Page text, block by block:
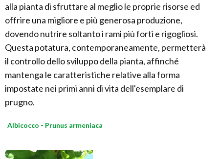
alla pianta di sfruttare al meglio le proprie risorse ed
offrire una migliore e più generosa produzione,
dovendo nutrire soltanto i rami più forti e rigogliosi.
Questa potatura, contemporaneamente, permetterà
il controllo dello sviluppo della pianta, affinché
mantenga le caratteristiche relative alla forma
impostate nei primi anni di vita dell'esemplare di
prugno.
Albicocco - Prunus armeniaca